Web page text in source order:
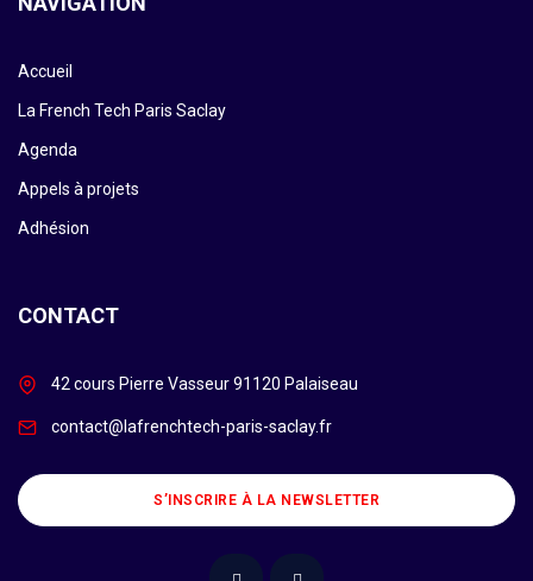
Accueil
La French Tech Paris Saclay
Agenda
Appels à projets
Adhésion
CONTACT
42 cours Pierre Vasseur 91120 Palaiseau
contact@lafrenchtech-paris-saclay.fr
S’INSCRIRE À LA NEWSLETTER